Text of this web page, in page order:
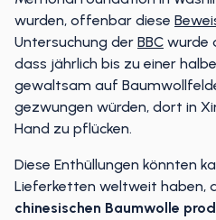
wurden, offenbar diese
Untersuchung der BBC wurde
dass jährlich bis zu einer
gewaltsam auf
gezwungen würden, dort in
Hand zu pflücken.
Diese Enthüllungen könnten
Lieferketten weltweit haben,
chinesischen Baumwolle